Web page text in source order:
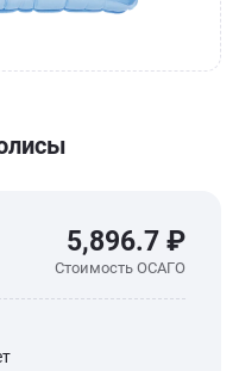
5,896.7 ₽
Стоимость ОСАГО